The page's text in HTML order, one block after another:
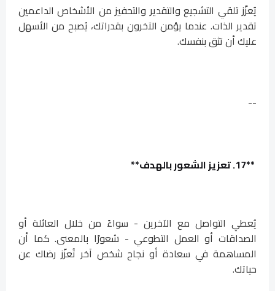
يُعزّز تلقي التشجيع والتقدير والتحفيز من الأشخاص الداعمين
تقدير الذات. عندما يؤمن الآخرون بقدراتك، يُصبح من الأسهل
عليك أن تثق بنفسك.
--
**17. تعزيز الشعور بالهدف**
يُعطي التواصل مع الآخرين - سواءً من خلال العائلة أو
الصداقات أو العمل التطوعي - شعورًا بالمعنى. كما أن
المساهمة في سعادة أو نجاح شخص آخر تُعزّز رضاك عن
حياتك.